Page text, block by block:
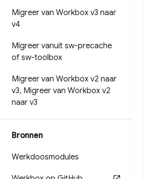
Migreer van Workbox v3 naar
v4
Migreer vanuit sw-precache
of sw-toolbox
Migreer van Workbox v2 naar
v3, Migreer van Workbox v2
naar v3
Bronnen
Werkdoosmodules